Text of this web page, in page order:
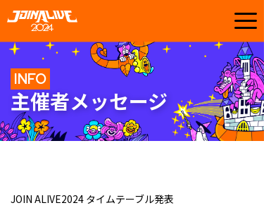
INFO
主催者メッセージ
JOIN ALIVE2024 タイムテーブル発表